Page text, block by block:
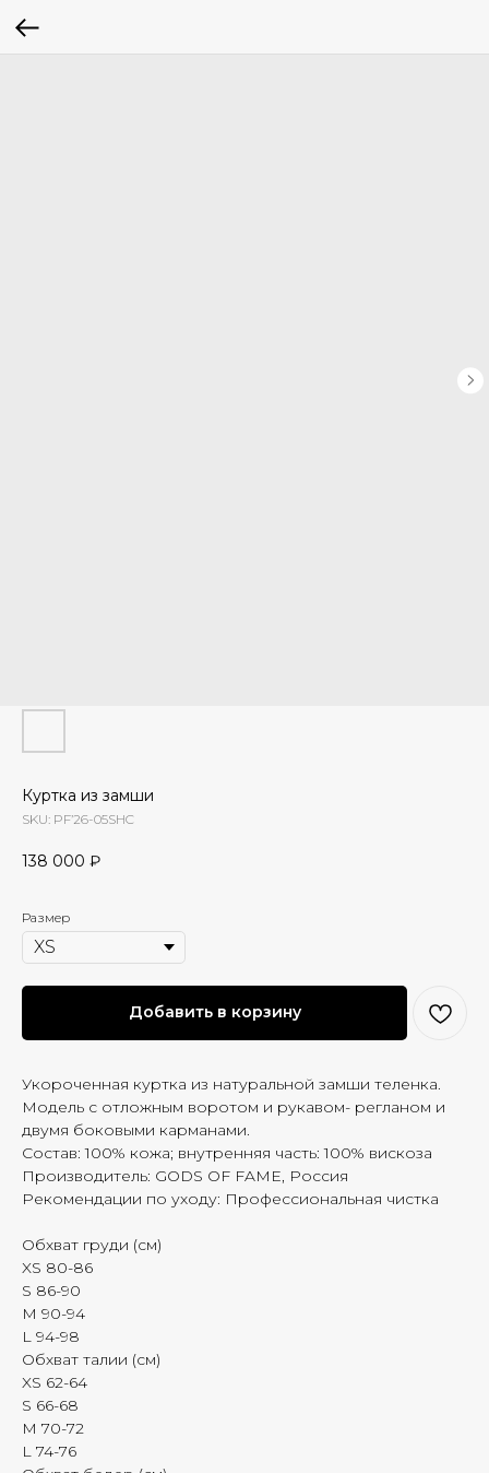
Куртка из замши
SKU: PF’26-05SHC
138 000 ₽
Размер
Добавить в корзину
Укороченная куртка из натуральной замши теленка.
Модель с отложным воротом и рукавом- регланом и
двумя боковыми карманами.
Состав: 100% кожа; внутренняя часть: 100% вискоза
Производитель: GODS OF FAME, Россия
Рекомендации по уходу: Профессиональная чистка
Обхват груди (см)
XS 80-86
S 86-90
M 90-94
L 94-98
Обхват талии (см)
XS 62-64
S 66-68
M 70-72
L 74-76